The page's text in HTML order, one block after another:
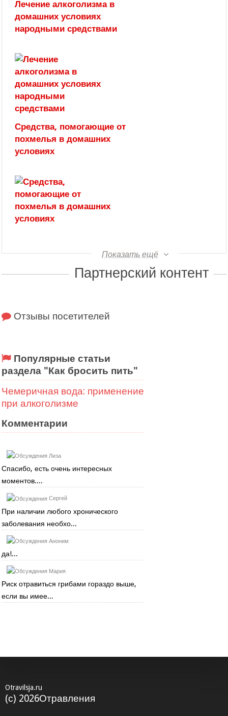
Лечение алкоголизма в
домашних условиях
народными средствами
Средства, помогающие от
похмелья в домашних
условиях
Показать ещё
Партнерский контент
Отзывы посетителей
Популярные статьи
раздела "Как бросить пить"
Чемеричная вода: применение
при алкоголизме
Комментарии
Лиза
Спасибо, есть очень интересных
моментов....
Сергей
При наличии любого хронического
заболевания необхо...
Аноним
да!...
Мария
Риск отравиться грибами гораздо выше,
если вы имее...
Otravilsja.ru
(с) 2026Отравления